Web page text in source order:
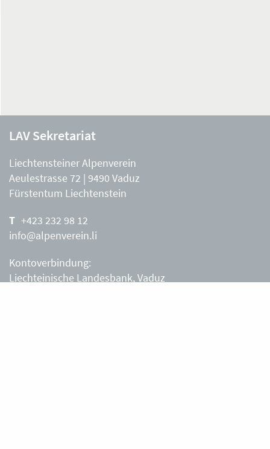
LAV Sekretariat
Liechtensteiner Alpenverein
Aeulestrasse 72 | 9490 Vaduz
Fürstentum Liechtenstein
+423 232 98 12
info@alpenverein.li
Kontoverbindung:
Liechteinische Landesbank, Vaduz